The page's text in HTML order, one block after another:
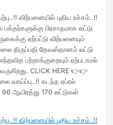
விற்பனையில் புதிய உச்சம்..!!
பக்தர்களுக்கு பிரசாதமாக லட்டு
ஏற்பட்டு விற்பனையும்
திருப்பதி தேவஸ்தானம் லட்டு
பற்றாக்குறையும் ஏற்படாமல்
CLICK HERE 👉👉
வாய்ப்பு..!! கடந்த ஏப்ரல்
96 ஆயிரத்து 170 லட்டுகள்
விற்பனையில் புதிய உச்சம்..!!